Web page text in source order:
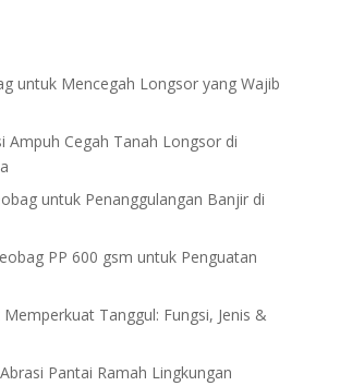
untuk Mencegah Longsor yang Wajib
Ampuh Cegah Tanah Longsor di
untuk Penanggulangan Banjir di
PP 600 gsm untuk Penguatan
Tanggul: Fungsi, Jenis &
Pantai Ramah Lingkungan